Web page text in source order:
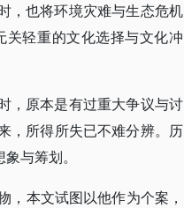
，也将环境灾难与生态危机
轻重的文化选择与文化冲
，原本是有过重大争议与讨
，所得所失已不难分辨。历
与筹划。
，本文试图以他作为个案，